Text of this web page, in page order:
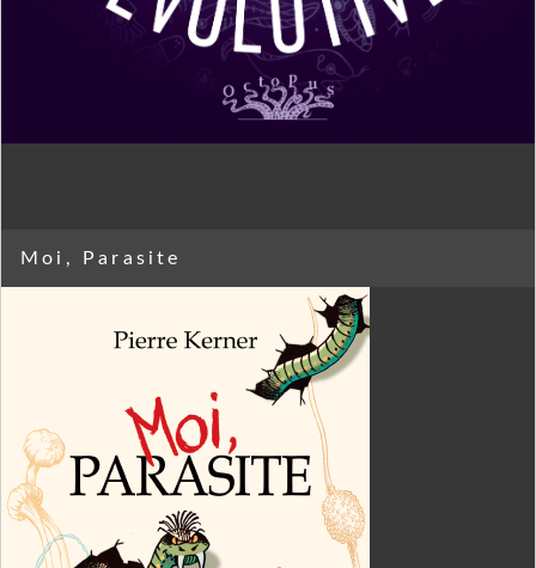
Moi, Parasite